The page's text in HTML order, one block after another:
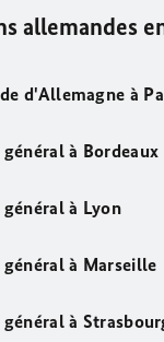
allemandes
d'Allemagne à
à Bordeaux
à Lyon
à Marseille
à